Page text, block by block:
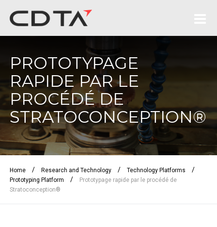
PROTOTYPAGE
RAPIDE PAR LE
PROCÉDÉ DE
STRATOCONCEPTION®
Home / Research and Technology / Technology Platforms /
Prototyping Platform /
Prototypage rapide par le procédé de
Stratoconception®